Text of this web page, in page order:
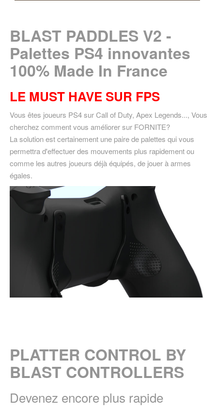
BLAST PADDLES V2 -
Palettes PS4 innovantes
100% Made In France
LE MUST HAVE SUR FPS
Vous êtes joueurs PS4 sur Call of Duty, Apex Legends..., Vous
cherchez comment vous améliorer sur FORNITE?
La solution est certainement une paire de palettes qui vous
permettra d'effectuer des mouvements plus rapidement ou
comme les autres joueurs déjà équipés, de jouer à armes
égales.
PLATTER CONTROL BY
BLAST CONTROLLERS
Devenez encore plus rapide